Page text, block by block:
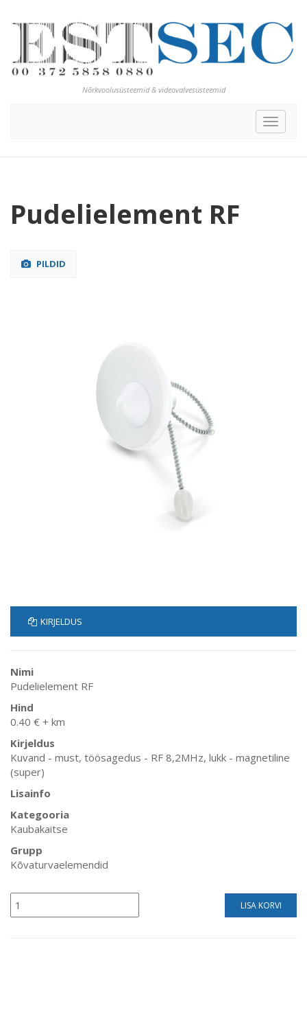
Nõrkvoolusüsteemid & videovalvesüsteemid
Toggle
Pudelielement RF
PILDID
KIRJELDUS
Nimi
Pudelielement RF
Hind
0.40 € + km
Kirjeldus
Kuvand - must, töösagedus - RF 8,2MHz, lukk - magnetiline
(super)
Lisainfo
Kategooria
Kaubakaitse
Grupp
Kõvaturvaelemendid
LISA KORVI